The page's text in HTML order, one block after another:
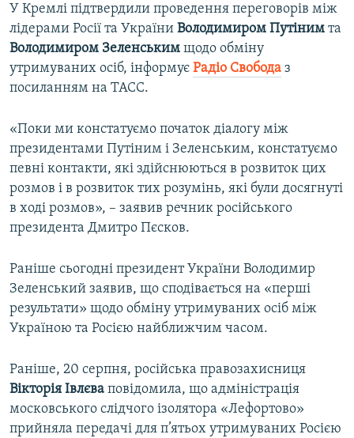
Усі сайти RFE/RL
У Кремлі підтвердили проведення переговорів між
лідерами Росії та України Володимиром Путіним та
Володимиром Зеленським щодо обміну
утримуваних осіб, інформує Радіо Свобода з
посиланням на ТАСС.
«Поки ми констатуємо початок діалогу між
президентами Путіним і Зеленським, констатуємо
певні контакти, які здійснюються в розвиток цих
розмов і в розвиток тих розумінь, які були досягнуті
в ході розмов», – заявив речник російського
президента Дмитро Пєсков.
Раніше сьогодні президент України Володимир
Зеленський заявив, що сподівається на «перші
результати» щодо обміну утримуваних осіб між
Україною та Росією найближчим часом.
Раніше, 20 серпня, російська правозахисниця
Вікторія Івлєва повідомила, що адміністрація
московського слідчого ізолятора «Лефортово»
прийняла передачі для п’ятьох утримуваних Росією